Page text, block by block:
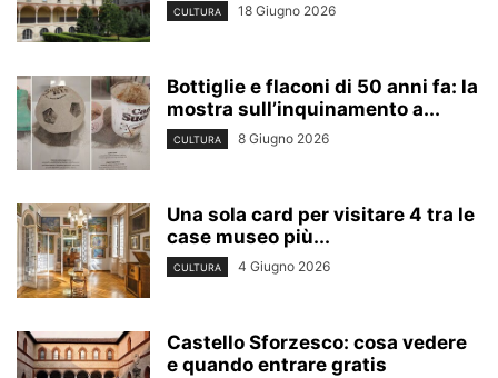
CULTURA 18 Giugno 2026
Bottiglie e flaconi di 50 anni fa: la
mostra sull’inquinamento a...
CULTURA 8 Giugno 2026
Una sola card per visitare 4 tra le
case museo più...
CULTURA 4 Giugno 2026
Castello Sforzesco: cosa vedere
e quando entrare gratis